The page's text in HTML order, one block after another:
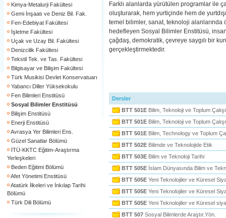
Kimya-Metalurji Fakültesi
Gemi İnşaatı ve Deniz Bil. Fak.
Fen-Edebiyat Fakültesi
İşletme Fakültesi
Uçak ve Uzay Bil. Fakültesi
Denizcilik Fakültesi
Tekstil Tek. ve Tas. Fakültesi
Bilgisayar ve Bilişim Fakültesi
Türk Musikisi Devlet Konservatuarı
Yabancı Diller Yüksekokulu
Fen Bilimleri Enstitüsü
Sosyal Bilimler Enstitüsü
Bilişim Enstitüsü
Enerji Enstitüsü
Avrasya Yer Bilimleri Ens.
Güzel Sanatlar Bölümü
İTÜ-KKTC Eğitim-Araştırma
Yerleşkeleri
Beden Eğitimi Bölümü
Afet Yönetimi Enstitüsü
Atatürk İlkeleri ve İnkılap Tarihi
Bölümü
Türk Dili Bölümü
Farklı alanlarda yürütülen programlar ile
oluşturarak, hem yurtiçinde hem de
temel bilimler, sanat, teknoloji alanlarında
hedefleyen Sosyal Bilimler Enstitüsü, insan
çağdaş, demokratik, çevreye saygılı bir
gerçekleştirmektedir.
Dersler
BTT 501E Bilim, Teknoloji ve Toplum
BTT 501E Bilim, Teknoloji ve Toplum
BTT 501E Bilim, Technology ve Toplum
BTT 502E Bilimde ve Teknolojide Etik
BTT 503E Bilim ve Teknoloji Tarihi
BTT 505E İslam Dünyasında Bilim ve
BTT 505E Yeni Teknolojiler ve Küresel
BTT 505E Yeni Teknolojiler ve Küresel
BTT 505E Yeni Teknolojiler ve Küresel
BTT 507 Sosyal Bilimlerde Araştır.Yön.